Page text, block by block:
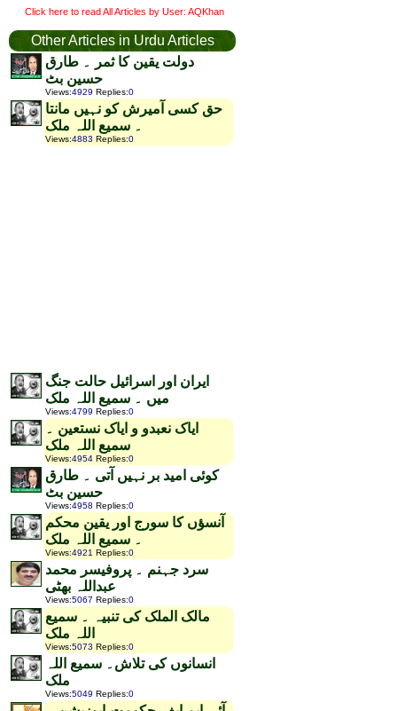
Click here to read All Articles by User: AQKhan
Other Articles in Urdu Articles
دولت یقین کا ثمر ۔ طارق
حسین بٹ
Views:4929 Replies:0
حق کسی آمیرش کو نہیں مانتا
۔ سمیع اللہ ملک
Views:4883 Replies:0
ایران اور اسرائیل حالت جنگ
میں ۔ سمیع اللہ ملک
Views:4799 Replies:0
ایاک نعبدو و ایاک نستعین ۔
سمیع اللہ ملک
Views:4954 Replies:0
کوئی امید بر نہیں آتی ۔ طارق
حسین بٹ
Views:4958 Replies:0
آنسؤں کا سورج اور یقین محکم
۔ سمیع اللہ ملک
Views:4921 Replies:0
سرد جہنم ۔ پروفیسر محمد
عبداللہ بھٹی
Views:5067 Replies:0
مالک الملک کی تنبیہ ۔ سمیع
اللہ ملک
Views:5073 Replies:0
انسانوں کی تلاش۔ سمیع اللہ
ملک
Views:5049 Replies:0